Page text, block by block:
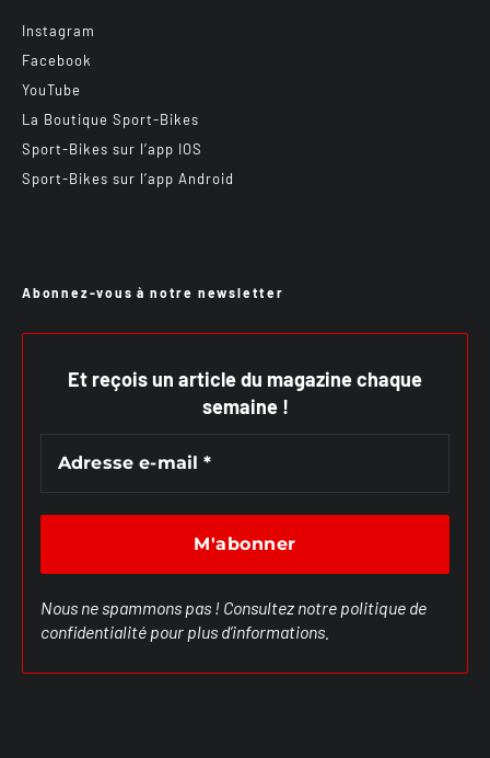
Instagram
Facebook
YouTube
La Boutique Sport-Bikes
Sport-Bikes sur l’app IOS
Sport-Bikes sur l’app Android
Abonnez-vous à notre newsletter
Et reçois un article du magazine chaque
semaine !
Nous ne spammons pas ! Consultez notre politique de
confidentialité pour plus d’informations.